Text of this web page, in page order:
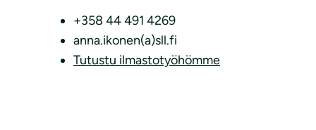
+358 44 491 4269
anna.ikonen(a)sll.fi
Tutustu ilmastotyöhömme